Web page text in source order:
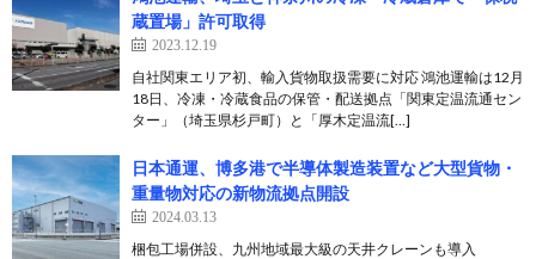
蔵置場」許可取得
2023.12.19
自社関東エリア初、輸入貨物取扱需要に対応 鴻池運輸は12月
18日、冷凍・冷蔵食品の保管・配送拠点「関東定温流通セン
ター」（埼玉県杉戸町）と「厚木定温流[…]
日本通運、博多港で半導体製造装置など大型貨物・
重量物対応の新物流拠点開設
2024.03.13
梱包工場併設、九州地域最⼤級の天井クレーンも導入